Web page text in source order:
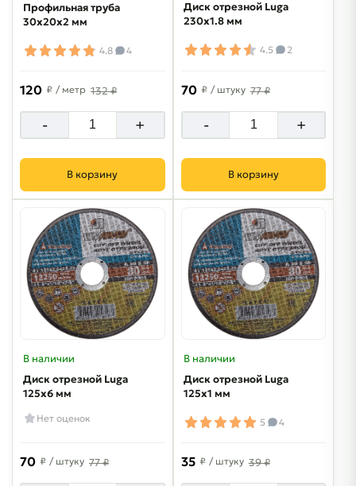
Профильная труба
30х20х2 мм
4.8 4
120 ₽ / метр 132 ₽
- +
В корзину
Диск отрезной Luga
230х1.8 мм
4.5 2
70 ₽ / штуку 77 ₽
- +
В корзину
В наличии
Диск отрезной Luga
125х6 мм
Нет оценок
70 ₽ / штуку 77 ₽
В наличии
Диск отрезной Luga
125х1 мм
5 4
35 ₽ / штуку 39 ₽